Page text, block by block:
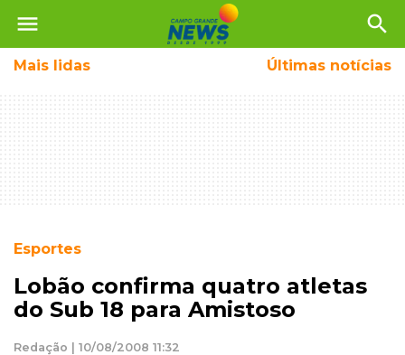
menu search
Mais lidas Últimas notícias
Esportes
Lobão confirma quatro atletas
do Sub 18 para Amistoso
Redação | 10/08/2008 11:32